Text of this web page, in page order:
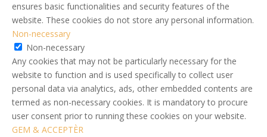
ensures basic functionalities and security features of the
website. These cookies do not store any personal information.
Non-necessary
Non-necessary
Any cookies that may not be particularly necessary for the
website to function and is used specifically to collect user
personal data via analytics, ads, other embedded contents are
termed as non-necessary cookies. It is mandatory to procure
user consent prior to running these cookies on your website.
GEM & ACCEPTÈR